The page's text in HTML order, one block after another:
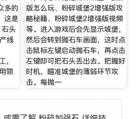
多的
这是
头
线
领
版怎么玩、粉碎城堡2增强版攻
略秘籍、粉碎城堡2增强版视频
等。进入游戏后会先显示城堡，
然后会转到抛石车画面，这时点
击鼠标左键启动抛石车，再点击
左键即可把石头丢出去。把握好
时机，瞄准城堡的薄弱环节攻
击。每抛一